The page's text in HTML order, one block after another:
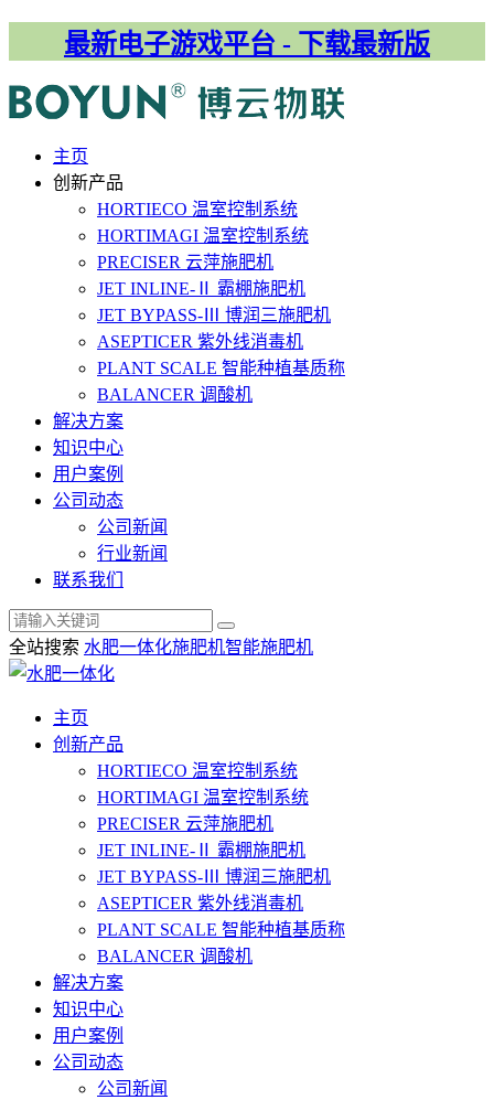
最新电子游戏平台 - 下载最新版
主⻚
创新产品
HORTIECO 温室控制系统
HORTIMAGI 温室控制系统
PRECISER 云萍施肥机
JET INLINE-Ⅱ 霸棚施肥机
JET BYPASS-Ⅲ 博润三施肥机
ASEPTICER 紫外线消毒机
PLANT SCALE 智能种植基质称
BALANCER 调酸机
解决⽅案
知识中心
用户案例
公司动态
公司新闻
行业新闻
联系我们
全站搜索 水肥一体化施肥机智能施肥机
主页
创新产品
HORTIECO 温室控制系统
HORTIMAGI 温室控制系统
PRECISER 云萍施肥机
JET INLINE-Ⅱ 霸棚施肥机
JET BYPASS-Ⅲ 博润三施肥机
ASEPTICER 紫外线消毒机
PLANT SCALE 智能种植基质称
BALANCER 调酸机
解决方案
知识中心
用户案例
公司动态
公司新闻